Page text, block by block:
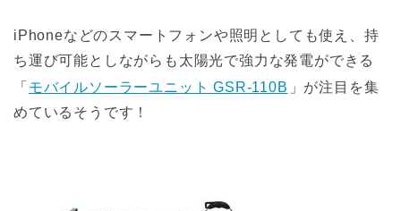
iPhoneなどのスマートフォンや照明としても使え、持
ち運び可能としながらも太陽光で強力な発電ができる
「 モバイルソーラーユニット GSR-110B 」が注目を集
めているそうです！